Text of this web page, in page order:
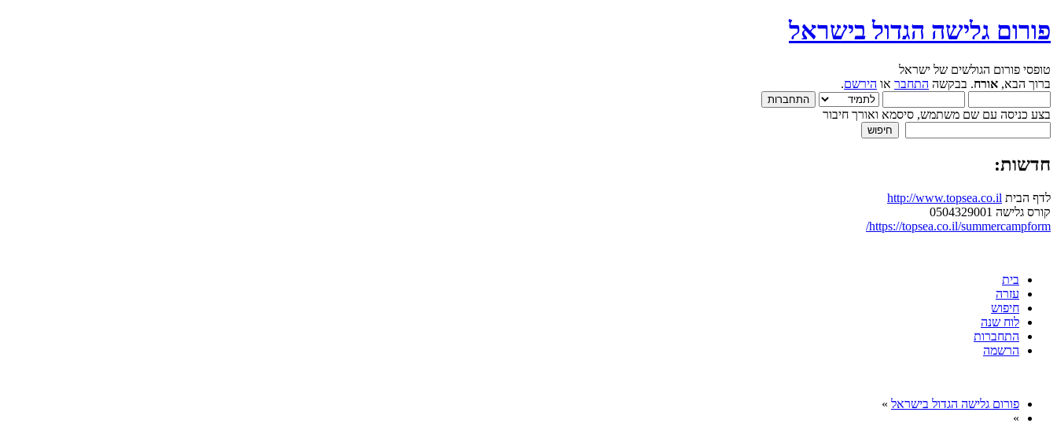
פורום גלישה הגדול בישראל
טופסי פורום הגולשים של ישראל
ברוך הבא, אורח. בבקשה התחבר או הירשם.
בצע כניסה עם שם משתמש, סיסמא ואורך חיבור
חדשות:
לדף הבית http://www.topsea.co.il
קורס גלישה 0504329001
https://topsea.co.il/summercampform/
בית
עזרה
חיפוש
לוח שנה
התחברות
הרשמה
פורום גלישה הגדול בישראל »
»